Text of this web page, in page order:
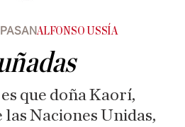
ALFONSO USSÍA
que doña Kaorí,
Naciones Unidas,